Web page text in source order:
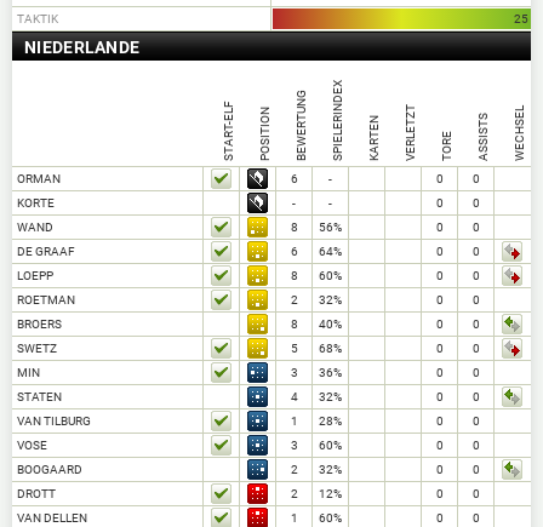
TAKTIK
25
NIEDERLANDE
START-ELF POSITION BEWERTUNG SPIELERINDEX KARTEN VERLETZT TORE ASSISTS WECHSEL
ORMAN 6 - 0
0
KORTE
- - 0
0
WAND
8 56% 0
0
DE GRAAF
6 64% 0
0
LOEPP
8 60% 0
0
ROETMAN
2 32% 0
0
BROERS
8 40% 0
0
SWETZ
5 68% 0
0
MIN
3 36% 0
0
STATEN
4 32% 0
0
VAN TILBURG
1 28% 0
0
VOSE
3 60% 0
0
BOOGAARD
2 32% 0
0
DROTT
2 12% 0
0
VAN DELLEN
1 60% 0
0